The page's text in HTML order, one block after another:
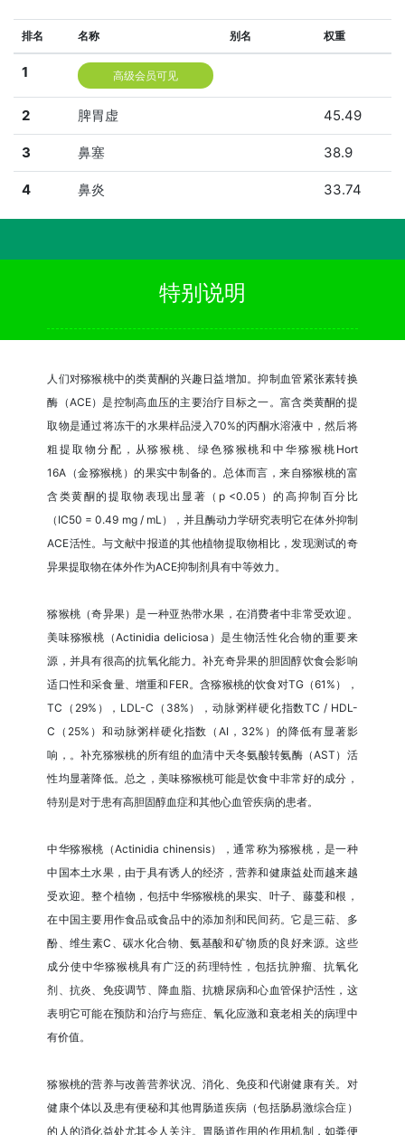
排名 名称 别名 权重
1 高级会员可见
2 脾胃虚 45.49
3 鼻塞 38.9
4 鼻炎 33.74
特别说明
人们对猕猴桃中的类黄酮的兴趣日益增加。抑制血管紧张素转换
酶（ACE）是控制高血压的主要治疗目标之一。富含类黄酮的提
取物是通过将冻干的水果样品浸入70%的丙酮水溶液中，然后将
粗提取物分配，从猕猴桃、绿色猕猴桃和中华猕猴桃Hort
16A（金猕猴桃）的果实中制备的。总体而言，来自猕猴桃的富
含类黄酮的提取物表现出显著（p <0.05）的高抑制百分比
（IC50 = 0.49 mg / mL），并且酶动力学研究表明它在体外抑制
ACE活性。与文献中报道的其他植物提取物相比，发现测试的奇
异果提取物在体外作为ACE抑制剂具有中等效力。
猕猴桃（奇异果）是一种亚热带水果，在消费者中非常受欢迎。
美味猕猴桃（Actinidia deliciosa）是生物活性化合物的重要来
源，并具有很高的抗氧化能力。补充奇异果的胆固醇饮食会影响
适口性和采食量、增重和FER。含猕猴桃的饮食对TG（61%），
TC（29%），LDL-C（38%），动脉粥样硬化指数TC / HDL-
C（25%）和动脉粥样硬化指数（AI，32%）的降低有显著影
响，。补充猕猴桃的所有组的血清中天冬氨酸转氨酶（AST）活
性均显著降低。总之，美味猕猴桃可能是饮食中非常好的成分，
特别是对于患有高胆固醇血症和其他心血管疾病的患者。
中华猕猴桃（Actinidia chinensis），通常称为猕猴桃，是一种
中国本土水果，由于具有诱人的经济，营养和健康益处而越来越
受欢迎。整个植物，包括中华猕猴桃的果实、叶子、藤蔓和根，
在中国主要用作食品或食品中的添加剂和民间药。它是三萜、多
酚、维生素C、碳水化合物、氨基酸和矿物质的良好来源。这些
成分使中华猕猴桃具有广泛的药理特性，包括抗肿瘤、抗氧化
剂、抗炎、免疫调节、降血脂、抗糖尿病和心血管保护活性，这
表明它可能在预防和治疗与癌症、氧化应激和衰老相关的病理中
有价值。
猕猴桃的营养与改善营养状况、消化、免疫和代谢健康有关。对
健康个体以及患有便秘和其他胃肠道疾病（包括肠易激综合症）
的人的消化益处尤其令人关注。胃肠道作用的作用机制，如粪便